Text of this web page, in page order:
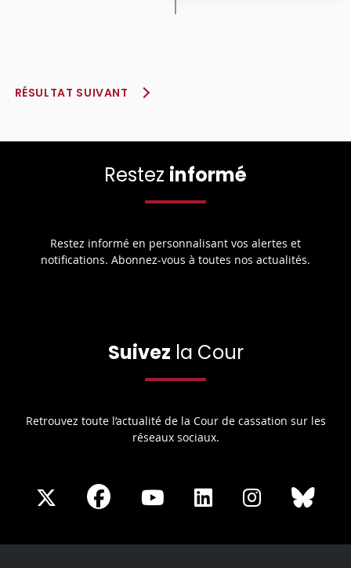
RÉSULTAT SUIVANT
Restez informé
Restez informé en personnalisant vos alertes et
notifications. Abonnez-vous à toutes nos actualités.
Suivez la Cour
Retrouvez toute l’actualité de la Cour de cassation sur les
réseaux sociaux.
Share
X
Share
Facebook
Share
Youtube
Share
LinkedIn
Share
Instagram